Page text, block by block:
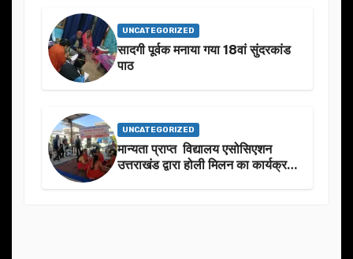
UNCATEGORIZED
सादगी पूर्वक मनाया गया 18वां सुंदरकांड
पाठ
UNCATEGORIZED
मान्यता प्राप्त विद्यालय एसोसिएशन
उत्तराखंड द्वारा होली मिलन का कार्यक्रम